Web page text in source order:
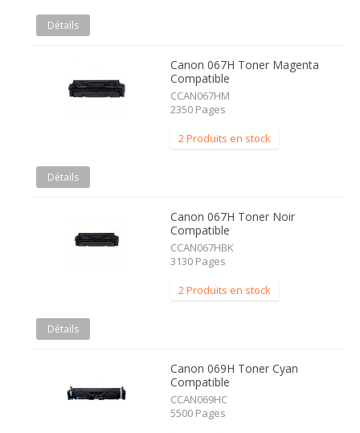
Détails
Canon 067H Toner Magenta
Compatible
CCAN067HM
2350 Pages
2 Produits en stock
Détails
Canon 067H Toner Noir
Compatible
CCAN067HBK
3130 Pages
2 Produits en stock
Détails
Canon 069H Toner Cyan
Compatible
CCAN069HC
5500 Pages